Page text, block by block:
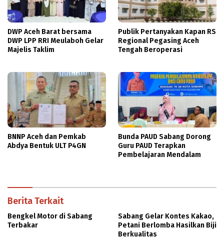
DWP Aceh Barat bersama
DWP LPP RRI Meulaboh Gelar
Majelis Taklim
Publik Pertanyakan Kapan RS
Regional Pegasing Aceh
Tengah Beroperasi
BNNP Aceh dan Pemkab
Abdya Bentuk ULT P4GN
Bunda PAUD Sabang Dorong
Guru PAUD Terapkan
Pembelajaran Mendalam
Berita Terkait
Bengkel Motor di Sabang
Terbakar
Sabang Gelar Kontes Kakao,
Petani Berlomba Hasilkan Biji
Berkualitas